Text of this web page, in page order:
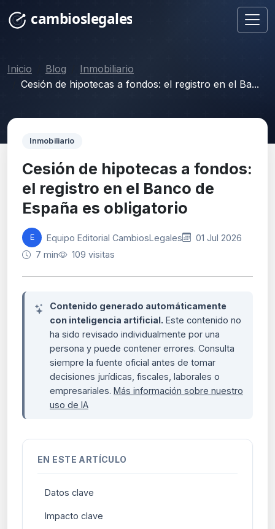
Inicio Blog
Inmobiliario
Cesión de hipotecas a fondos: el registro en el Ba...
Inmobiliario
Cesión de hipotecas a fondos:
el registro en el Banco de
España es obligatorio
E Equipo Editorial CambiosLegales
01 Jul 2026
7 min
109 visitas
Contenido generado automáticamente
con inteligencia artificial. Este contenido no
ha sido revisado individualmente por una
persona y puede contener errores. Consulta
siempre la fuente oficial antes de tomar
decisiones jurídicas, fiscales, laborales o
empresariales. Más información sobre nuestro
uso de IA
EN ESTE ARTÍCULO
Datos clave
Impacto clave